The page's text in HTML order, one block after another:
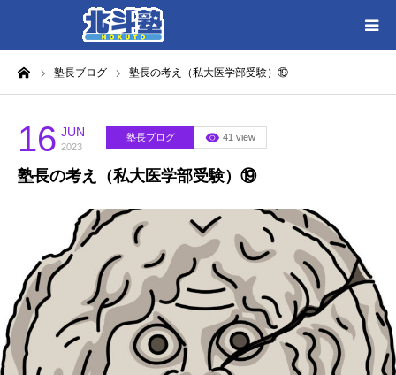
塾長ブログ 塾長の考え（私大医学部受験）⑲
16 JUN
2023
塾長ブログ 41 view
塾長の考え（私大医学部受験）⑲
HOME
各教室別に記事を見る
北斗塾／教室一覧
お問い合わせ